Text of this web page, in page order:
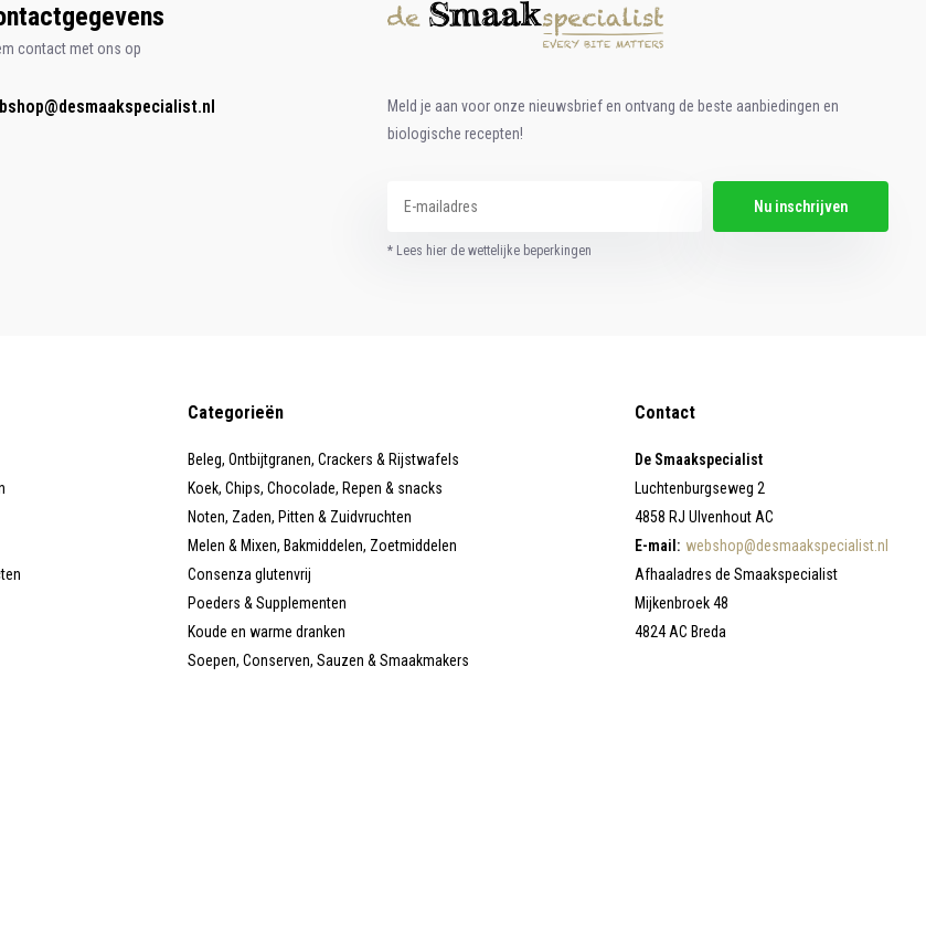
contact met ons op
Meld je aan voor onze nieuwsbrief en ontvang de beste aanbiedingen en
biologische recepten!
Nu inschrijven
* Lees hier de wettelijke beperkingen
Categorieën
Beleg, Ontbijtgranen, Crackers & Rijstwafels
Koek, Chips, Chocolade, Repen & snacks
Noten, Zaden, Pitten & Zuidvruchten
Melen & Mixen, Bakmiddelen, Zoetmiddelen
Consenza glutenvrij
Poeders & Supplementen
Koude en warme dranken
Soepen, Conserven, Sauzen & Smaakmakers
Contact
De Smaakspecialist
Luchtenburgseweg 2
4858 RJ Ulvenhout AC
E-mail: webshop@desmaakspecialist.nl
Afhaaladres de Smaakspecialist
Mijkenbroek 48
4824 AC Breda